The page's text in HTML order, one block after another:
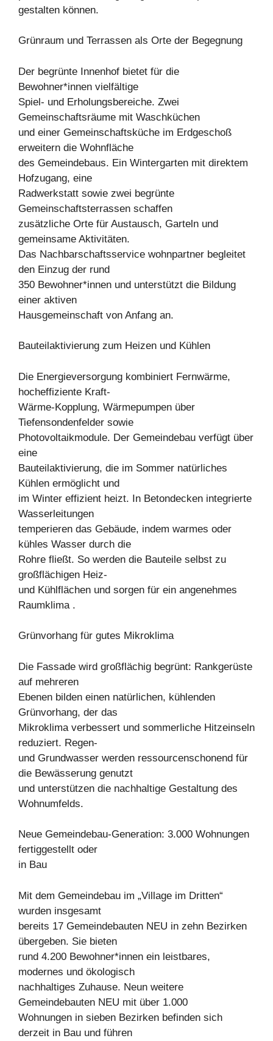
gestalten können.
Grünraum und Terrassen als Orte der Begegnung
Der begrünte Innenhof bietet für die
Bewohner*innen vielfältige
Spiel- und Erholungsbereiche. Zwei
Gemeinschaftsräume mit Waschküchen
und einer Gemeinschaftsküche im Erdgeschoß
erweitern die Wohnfläche
des Gemeindebaus. Ein Wintergarten mit direktem
Hofzugang, eine
Radwerkstatt sowie zwei begrünte
Gemeinschaftsterrassen schaffen
zusätzliche Orte für Austausch, Garteln und
gemeinsame Aktivitäten.
Das Nachbarschaftsservice wohnpartner begleitet
den Einzug der rund
350 Bewohner*innen und unterstützt die Bildung
einer aktiven
Hausgemeinschaft von Anfang an.
Bauteilaktivierung zum Heizen und Kühlen
Die Energieversorgung kombiniert Fernwärme,
hocheffiziente Kraft-
Wärme-Kopplung, Wärmepumpen über
Tiefensondenfelder sowie
Photovoltaikmodule. Der Gemeindebau verfügt über
eine
Bauteilaktivierung, die im Sommer natürliches
Kühlen ermöglicht und
im Winter effizient heizt. In Betondecken integrierte
Wasserleitungen
temperieren das Gebäude, indem warmes oder
kühles Wasser durch die
Rohre fließt. So werden die Bauteile selbst zu
großflächigen Heiz-
und Kühlflächen und sorgen für ein angenehmes
Raumklima .
Grünvorhang für gutes Mikroklima
Die Fassade wird großflächig begrünt: Rankgerüste
auf mehreren
Ebenen bilden einen natürlichen, kühlenden
Grünvorhang, der das
Mikroklima verbessert und sommerliche Hitzeinseln
reduziert. Regen-
und Grundwasser werden ressourcenschonend für
die Bewässerung genutzt
und unterstützen die nachhaltige Gestaltung des
Wohnumfelds.
Neue Gemeindebau-Generation: 3.000 Wohnungen
fertiggestellt oder
in Bau
Mit dem Gemeindebau im „Village im Dritten“
wurden insgesamt
bereits 17 Gemeindebauten NEU in zehn Bezirken
übergeben. Sie bieten
rund 4.200 Bewohner*innen ein leistbares,
modernes und ökologisch
nachhaltiges Zuhause. Neun weitere
Gemeindebauten NEU mit über 1.000
Wohnungen in sieben Bezirken befinden sich
derzeit in Bau und führen